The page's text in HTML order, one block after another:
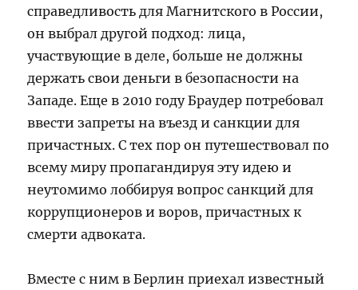
справедливость для Магнитского в России,
он выбрал другой подход: лица,
участвующие в деле, больше не должны
держать свои деньги в безопасности на
Западе. Еще в 2010 году Браудер потребовал
ввести запреты на въезд и санкции для
причастных. С тех пор он путешествовал по
всему миру пропагандируя эту идею и
неутомимо лоббируя вопрос санкций для
коррупционеров и воров, причастных к
смерти адвоката.
Вместе с ним в Берлин приехал известный